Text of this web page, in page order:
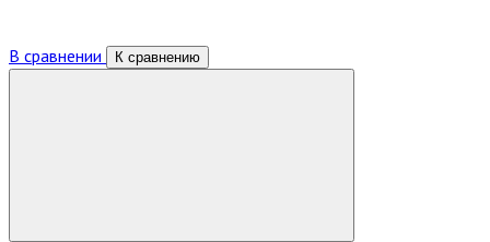
В сравнении К сравнению